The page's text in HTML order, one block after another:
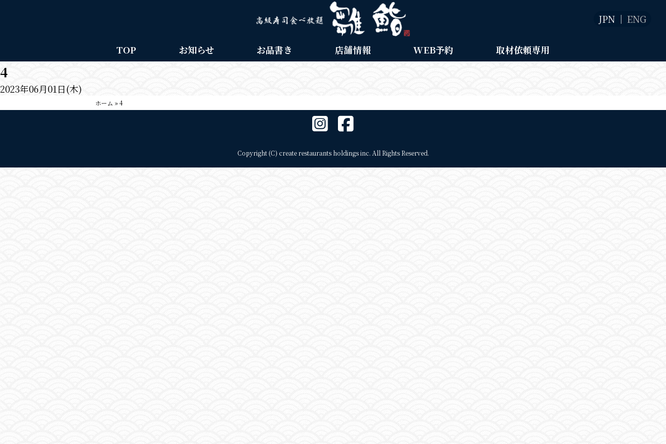
TOP お知らせ お品書き 店舗情報 WEB予約 取材依頼専用
JPN ENG
4
2023年06月01日(木)
ホーム »4
Copyright (C) create restaurants holdings inc. All Rights Reserved.